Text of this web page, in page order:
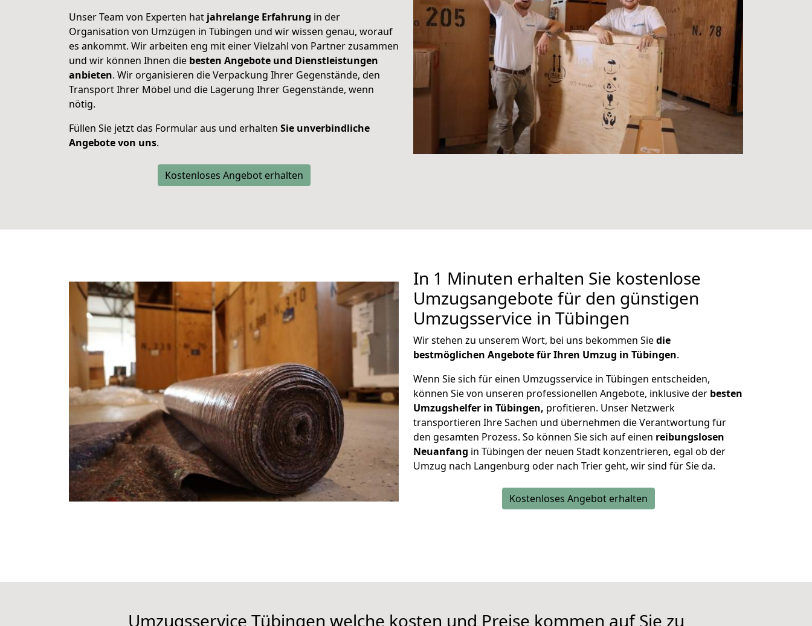
Unser Team von Experten hat jahrelange Erfahrung in der
Organisation von Umzügen in Tübingen und wir wissen genau, worauf
es ankommt. Wir arbeiten eng mit einer Vielzahl von Partner zusammen
und wir können Ihnen die besten Angebote und Dienstleistungen
anbieten. Wir organisieren die Verpackung Ihrer Gegenstände, den
Transport Ihrer Möbel und die Lagerung Ihrer Gegenstände, wenn
nötig.
Füllen Sie jetzt das Formular aus und erhalten Sie unverbindliche
Angebote von uns.
Kostenloses Angebot erhalten
In 1 Minuten erhalten Sie kostenlose
Umzugsangebote für den günstigen
Umzugsservice in Tübingen
Wir stehen zu unserem Wort, bei uns bekommen Siedie
bestmöglichen Angebote für Ihren Umzug in Tübingen.
Wenn Sie sich für einen Umzugsservice in Tübingen entscheiden,
können Sie von unseren professionellen Angebote, inklusive der besten
Umzugshelfer in Tübingen, profitieren. Unser Netzwerk
transportieren Ihre Sachen und übernehmen die Verantwortung für
den gesamten Prozess. So können Sie sich auf einen reibungslosen
Neuanfang in Tübingen der neuen Stadt konzentrieren, egal ob der
Umzug nach Langenburg oder nach Trier geht, wir sind für Sie da.
Kostenloses Angebot erhalten
Umzugsservice Tübingen welche kosten und Preise kommen auf Sie zu